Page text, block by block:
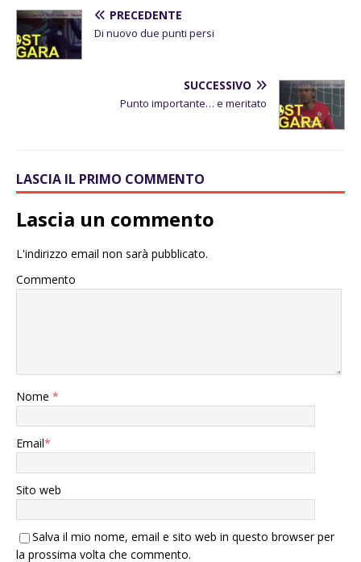
PRECEDENTE
Di nuovo due punti persi
SUCCESSIVO
Punto importante… e meritato
LASCIA IL PRIMO COMMENTO
Lascia un commento
L'indirizzo email non sarà pubblicato.
Commento
Nome *
Email*
Sito web
Salva il mio nome, email e sito web in questo browser per
la prossima volta che commento.